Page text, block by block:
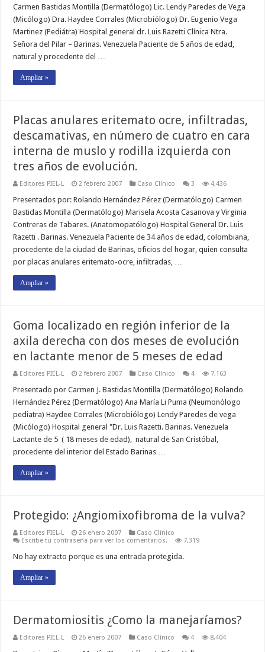
Carmen Bastidas Montilla (Dermatólogo) Lic. Lendy Paredes de Vega
(Micólogo) Dra. Haydee Corrales (Microbiólogo) Dr. Eugenio Vega
Martinez (Pediátra) Hospital general dr. Luis Razetti Clínica Ntra.
Señora del Pilar – Barinas. Venezuela Paciente de 5 años de edad,
natural y procedente del …
Ampliar »
Placas anulares eritemato ocre, infiltradas,
descamativas, en número de cuatro en cara
interna de muslo y rodilla izquierda con
tres años de evolución.
Editores PIEL-L 2 febrero 2007 Caso Clínico 3 4,436
Presentados por: Rolando Hernández Pérez (Dermatólogo) Carmen
Bastidas Montilla (Dermatólogo) Marisela Acosta Casanova y Virginia
Contreras de Tabares. (Anatomopatólogo) Hospital General Dr. Luis
Razetti . Barinas. Venezuela Paciente de 34 años de edad, colombiana,
procedente de la ciudad de Barinas, oficios del hogar, quien consulta
por placas anulares eritemato-ocre, infiltradas, …
Ampliar »
Goma localizado en región inferior de la
axila derecha con dos meses de evolución
en lactante menor de 5 meses de edad
Editores PIEL-L 2 febrero 2007 Caso Clínico 4 7,163
Presentado por Carmen J. Bastidas Montilla (Dermatólogo) Rolando
Hernández Pérez (Dermatólogo) Ana María Li Puma (Neumonólogo
pediatra) Haydee Corrales (Microbiólogo) Lendy Paredes de vega
(Micólogo) Hospital general "Dr. Luis Razetti. Barinas. Venezuela
Lactante de 5 ( 18 meses de edad), natural de San Cristóbal,
procedente del interior del Estado Barinas …
Ampliar »
Protegido: ¿Angiomixofibroma de la vulva?
Editores PIEL-L 26 enero 2007
Caso Clínico
Escribe tu contraseña para ver los comentarios.
7,319
No hay extracto porque es una entrada protegida.
Ampliar »
Dermatomiositis ¿Como la manejaríamos?
Editores PIEL-L 26 enero 2007 Caso Clínico 4 8,404